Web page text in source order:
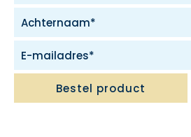
Bestel product